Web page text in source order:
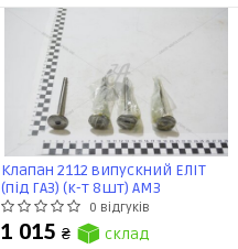
Клапан 2112 випускний ЕЛІТ
(під ГАЗ) (к-т 8шт) АМЗ
0 відгуків
1 015 ₴ склад